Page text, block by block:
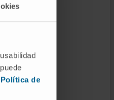
Política de